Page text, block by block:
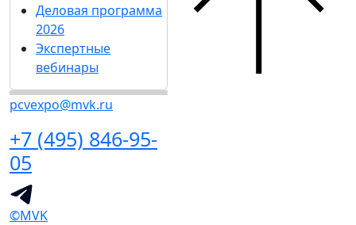
Деловая программа
2026
Экспертные
вебинары
pcvexpo@mvk.ru
+7 (495) 846-95-
05
©MVK